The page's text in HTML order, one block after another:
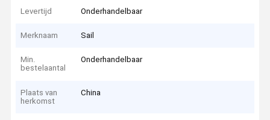
Levertijd Onderhandelbaar
Merknaam Sail
Min.
bestelaantal
Onderhandelbaar
Plaats van
herkomst
China